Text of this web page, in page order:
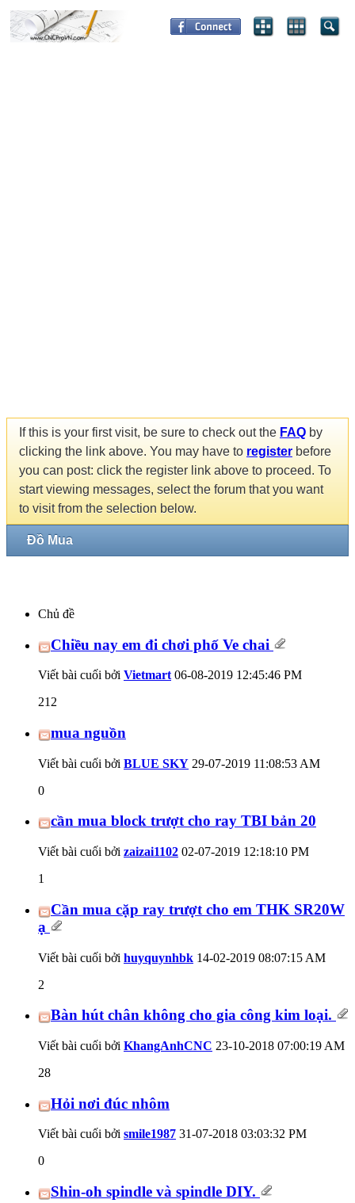
If this is your first visit, be sure to check out the FAQ by
clicking the link above. You may have to register before
you can post: click the register link above to proceed. To
start viewing messages, select the forum that you want
to visit from the selection below.
Đồ Mua
Chủ đề
Chiều nay em đi chơi phố Ve chai
Viết bài cuối bởi Vietmart 06-08-2019 12:45:46 PM
212
mua nguồn
Viết bài cuối bởi BLUE SKY 29-07-2019 11:08:53 AM
0
cần mua block trượt cho ray TBI bản 20
Viết bài cuối bởi zaizai1102 02-07-2019 12:18:10 PM
1
Cần mua cặp ray trượt cho em THK SR20W
ạ
Viết bài cuối bởi huyquynhbk 14-02-2019 08:07:15 AM
2
Bàn hút chân không cho gia công kim loại.
Viết bài cuối bởi KhangAnhCNC 23-10-2018 07:00:19 AM
28
Hỏi nơi đúc nhôm
Viết bài cuối bởi smile1987 31-07-2018 03:03:32 PM
0
Shin-oh spindle và spindle DIY.